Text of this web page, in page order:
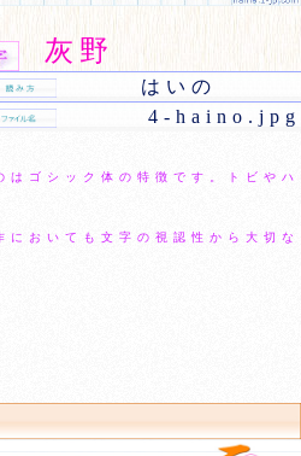
灰野
はいの
4-haino.jpg
はゴシック体の特徴です。トビやハ
においても文字の視認性から大切な